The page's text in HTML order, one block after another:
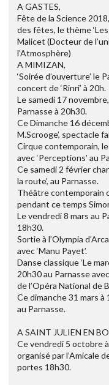
A GASTES,
Fête de la Science
des fêtes, le thème
Malicet (Docteur de
l’Atmosphère)
A MIMIZAN,
‘Soirée d’ouverture’ le
concert de ‘Rinri’ à 20h.
Le samedi 17
Parnasse à 20h30.
Ce Dimanche 16
M.Scrooge’, spectacle
Cirque contemporain,
avec ‘Perceptions’ au
Ce samedi 2 février
la route’, au Parnasse.
Théâtre contemporain
pendant ce temps
Le vendredi 8 mars au
18h30.
Sortie à l’Olympia
avec ‘Manu Payet’.
Danse classique ‘Le
20h30 au Parnasse
de l’Opéra National de
Ce dimanche 31 mars à
au Parnasse.
A SAINT JULIEN EN
Ce vendredi 5 octobre à
organisé par l’Amicale
portes 18h30.